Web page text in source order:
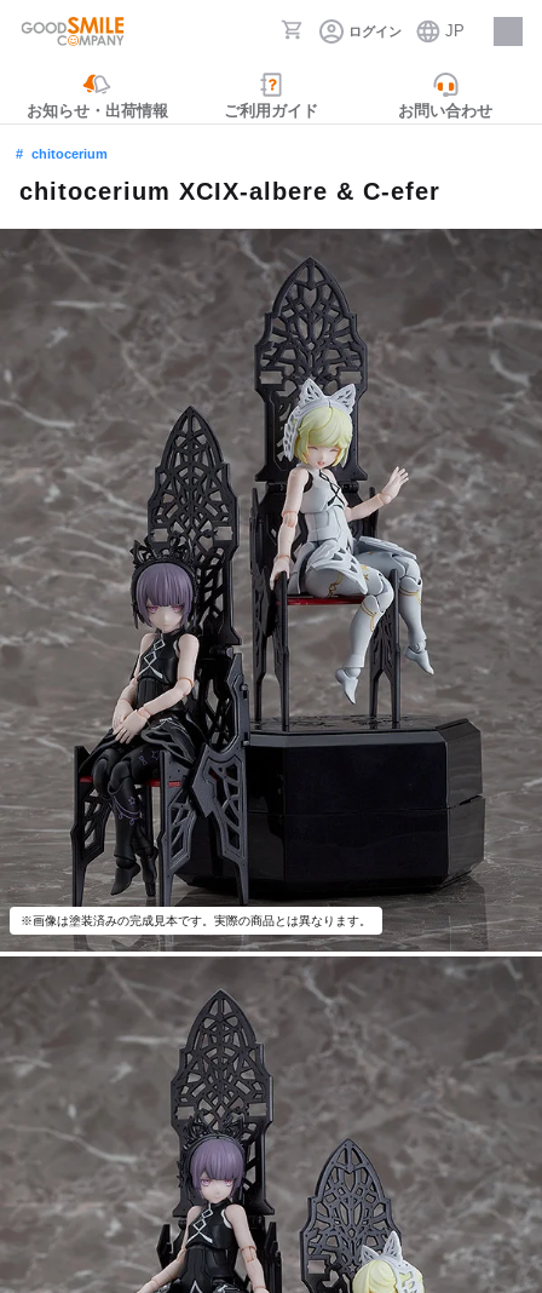
ログイン JP
採用情報
お知らせ・出荷情報 ご利用ガイド お問い合わせ
chitocerium
chitocerium XCIX-albere & C-efer
※画像は塗装済みの完成見本です。実際の商品とは異なります。